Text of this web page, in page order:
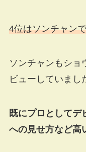
4位はソンチャン
ソンチャンもショ
ビューしていまし
既にプロとしてデ
への見せ方など高